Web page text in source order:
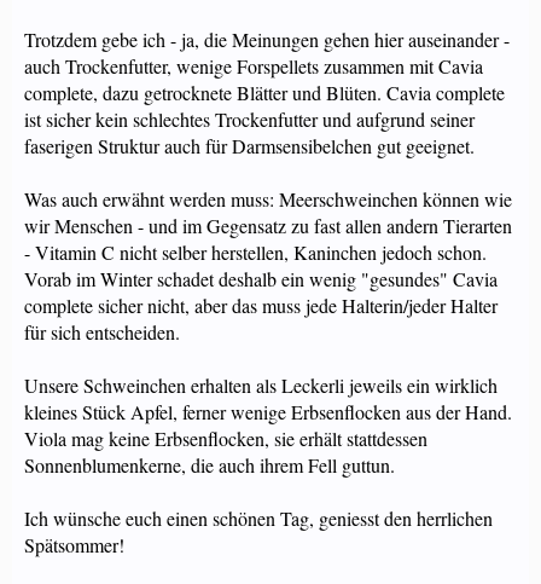
Trotzdem gebe ich - ja, die Meinungen gehen hier auseinander -
auch Trockenfutter, wenige Forspellets zusammen mit Cavia
complete, dazu getrocknete Blätter und Blüten. Cavia complete
ist sicher kein schlechtes Trockenfutter und aufgrund seiner
faserigen Struktur auch für Darmsensibelchen gut geeignet.
Was auch erwähnt werden muss: Meerschweinchen können wie
wir Menschen - und im Gegensatz zu fast allen andern Tierarten
- Vitamin C nicht selber herstellen, Kaninchen jedoch schon.
Vorab im Winter schadet deshalb ein wenig "gesundes" Cavia
complete sicher nicht, aber das muss jede Halterin/jeder Halter
für sich entscheiden.
Unsere Schweinchen erhalten als Leckerli jeweils ein wirklich
kleines Stück Apfel, ferner wenige Erbsenflocken aus der Hand.
Viola mag keine Erbsenflocken, sie erhält stattdessen
Sonnenblumenkerne, die auch ihrem Fell guttun.
Ich wünsche euch einen schönen Tag, geniesst den herrlichen
Spätsommer!